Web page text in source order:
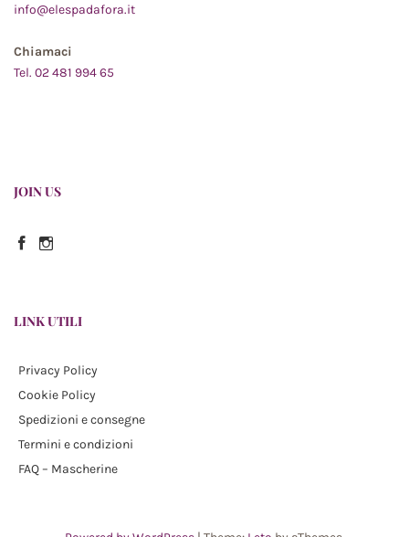
info@elespadafora.it
Chiamaci
Tel. 02 481 994 65
JOIN US
Facebook
Instagram
LINK UTILI
Privacy Policy
Cookie Policy
Spedizioni e consegne
Termini e condizioni
FAQ – Mascherine